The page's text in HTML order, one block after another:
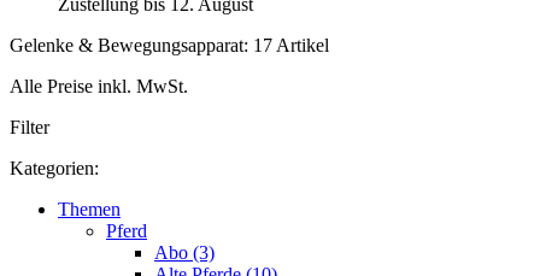
Zustellung bis 12. August
Gelenke & Bewegungsapparat: 17 Artikel
Alle Preise inkl. MwSt.
Filter
Kategorien:
Themen
Pferd
Abo (3)